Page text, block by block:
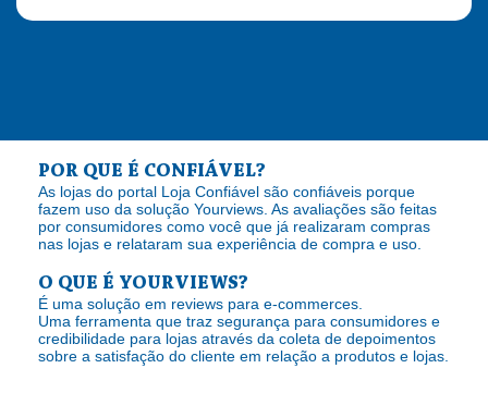
POR QUE É CONFIÁVEL?
As lojas do portal Loja Confiável são confiáveis porque
fazem uso da solução Yourviews. As avaliações são feitas
por consumidores como você que já realizaram compras
nas lojas e relataram sua experiência de compra e uso.
O QUE É YOURVIEWS?
É uma solução em reviews para e-commerces.
Uma ferramenta que traz segurança para consumidores e
credibilidade para lojas através da coleta de depoimentos
sobre a satisfação do cliente em relação a produtos e lojas.